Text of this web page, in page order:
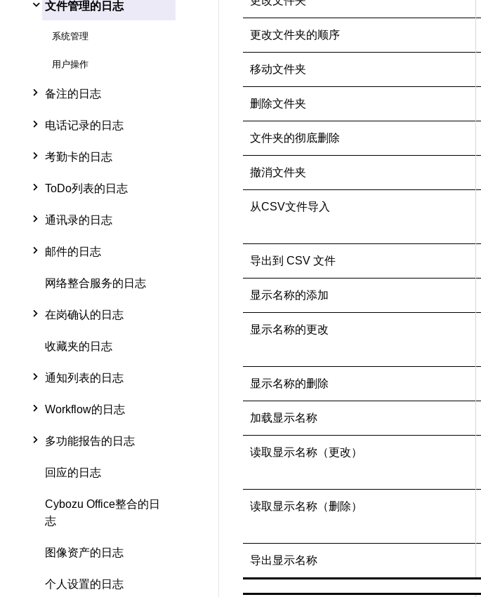
文件管理的日志
系统管理
用户操作
备注的日志
电话记录的日志
考勤卡的日志
ToDo列表的日志
通讯录的日志
邮件的日志
网络整合服务的日志
在岗确认的日志
收藏夹的日志
通知列表的日志
Workflow的日志
多功能报告的日志
回应的日志
Cybozu Office整合的日
志
图像资产的日志
个人设置的日志
更改文件夹的顺序
移动文件夹
删除文件夹
文件夹的彻底删除
撤消文件夹
从CSV文件导入
导出到 CSV 文件
显示名称的添加
显示名称的更改
显示名称的删除
加载显示名称
读取显示名称（更改）
读取显示名称（删除）
导出显示名称